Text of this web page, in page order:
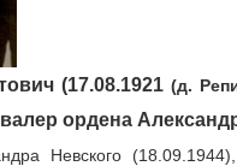
(17.08.1921(д.
ордена
Невского